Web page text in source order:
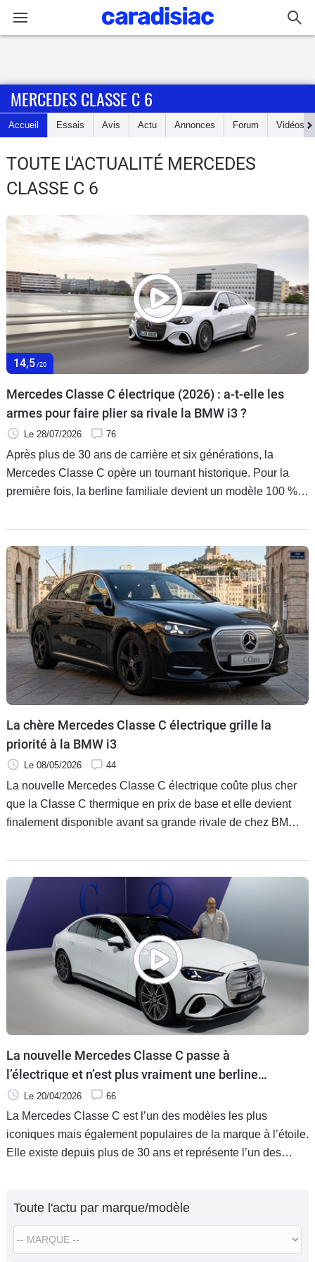
Accueil
Actu
Essais
d'achat
Electriques
Utilitaires
Flottes
Auto
Forum
Moto
Marques
MERCEDES CLASSE C 6
Accueil Essais Avis Actu Annonces Forum Vidéos
TOUTE L'ACTUALITÉ MERCEDES
CLASSE C 6
14,5 /20
Mercedes Classe C électrique (2026) : a-t-elle les
armes pour faire plier sa rivale la BMW i3 ?
Le 28/07/2026 76
Après plus de 30 ans de carrière et six générations, la
Mercedes Classe C opère un tournant historique. Pour la
première fois, la berline familiale devient un modèle 100 %
Recharge ultra-rapide, autonomie XXL et assistance pointe,
Mercedes a implanté le meilleur de la technologie actuelle
pour que son modèle tienne tête à son ennemie jurée la
BMW i3.
La chère Mercedes Classe C électrique grille la
priorité à la BMW i3
Le 08/05/2026 44
La nouvelle Mercedes Classe C électrique coûte plus cher
que la Classe C thermique en prix de base et elle devient
finalement disponible avant sa grande rivale de chez BMW,
même moment. Laquelle des deux plaira le plus ?
La nouvelle Mercedes Classe C passe à
l’électrique et n’est plus vraiment une berline
tricorps
Le 20/04/2026 66
La Mercedes Classe C est l’un des modèles les plus
iconiques mais également populaires de la marque à l’étoile.
Elle existe depuis plus de 30 ans et représente l’un des
Toute l'actu par marque/modèle